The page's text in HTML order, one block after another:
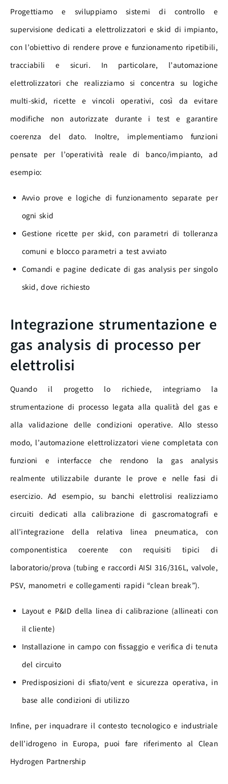
Progettiamo e sviluppiamo sistemi di controllo e
supervisione dedicati a elettrolizzatori e skid di impianto,
con l’obiettivo di rendere prove e funzionamento ripetibili,
tracciabili e sicuri. In particolare, l’automazione
elettrolizzatori che realizziamo si concentra su logiche
multi-skid, ricette e vincoli operativi, così da evitare
modifiche non autorizzate durante i test e garantire
coerenza del dato. Inoltre, implementiamo funzioni
pensate per l’operatività reale di banco/impianto, ad
esempio:
Avvio prove e logiche di funzionamento separate per
ogni skid
Gestione ricette per skid, con parametri di tolleranza
comuni e blocco parametri a test avviato
Comandi e pagine dedicate di gas analysis per singolo
skid, dove richiesto
Integrazione strumentazione e
gas analysis di processo per
elettrolisi
Quando il progetto lo richiede, integriamo la
strumentazione di processo legata alla qualità del gas e
alla validazione delle condizioni operative. Allo stesso
modo, l’automazione elettrolizzatori viene completata con
funzioni e interfacce che rendono la gas analysis
realmente utilizzabile durante le prove e nelle fasi di
esercizio. Ad esempio, su banchi elettrolisi realizziamo
circuiti dedicati alla calibrazione di gascromatografi e
all’integrazione della relativa linea pneumatica, con
componentistica coerente con requisiti tipici di
laboratorio/prova (tubing e raccordiAISI 316/316L, valvole,
PSV, manometri e collegamenti rapidi “clean break”).
Layout e P&ID della linea di calibrazione (allineati con
il cliente)
Installazione in campo con fissaggio e verifica di tenuta
del circuito
Predisposizioni di sfiato/vent e sicurezza operativa, in
base alle condizioni di utilizzo
Infine, per inquadrare il contesto tecnologico e industriale
dell’idrogeno in Europa, puoi fare riferimento al Clean
Hydrogen Partnership